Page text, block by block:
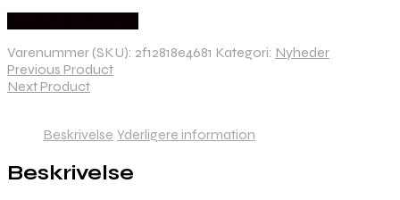
Varenummer (SKU): 2f12818e4681 Kategori: Nyheder
Previous Product
Next Product
Beskrivelse Yderligere information
Beskrivelse